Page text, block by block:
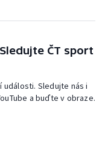
ČT sport
Sledujte nás i
a buďte v obraze.